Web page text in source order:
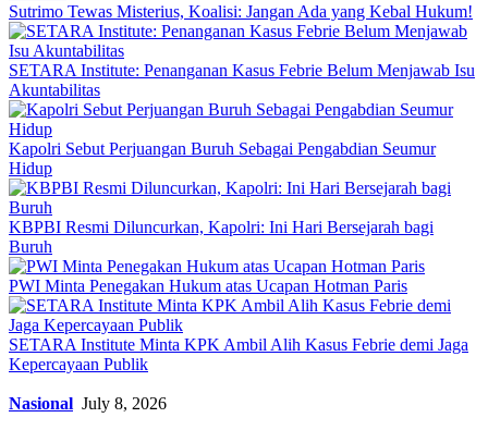
Sutrimo Tewas Misterius, Koalisi: Jangan Ada yang Kebal Hukum!
SETARA Institute: Penanganan Kasus Febrie Belum Menjawab Isu
Akuntabilitas
Kapolri Sebut Perjuangan Buruh Sebagai Pengabdian Seumur
Hidup
KBPBI Resmi Diluncurkan, Kapolri: Ini Hari Bersejarah bagi
Buruh
PWI Minta Penegakan Hukum atas Ucapan Hotman Paris
SETARA Institute Minta KPK Ambil Alih Kasus Febrie demi Jaga
Kepercayaan Publik
Nasional July 8, 2026